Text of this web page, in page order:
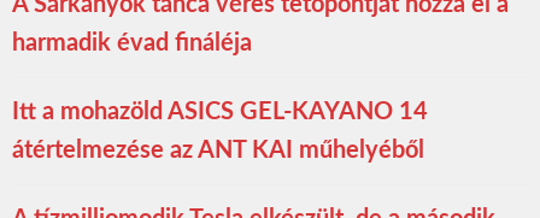
A Sárkányok tánca véres tetőpontját hozza el a
harmadik évad fináléja
Itt a mohazöld ASICS GEL-KAYANO 14
átértelmezése az ANT KAI műhelyéből